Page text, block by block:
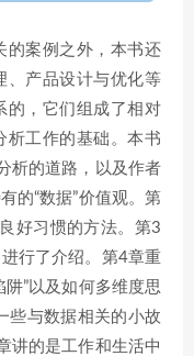
的案例之外，本书还
、产品设计与优化等
的，它们组成了相对
析工作的基础。本书
析的道路，以及作者
的“数据”价值观。第
好习惯的方法。第3
行了介绍。第4章重
”以及如何多维度思
些与数据相关的小故
讲的是工作和生活中